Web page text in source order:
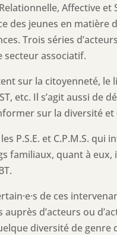
Relationnelle, Affective
des jeunes en
Trois séries
secteur associatif.
sur la citoyenneté,
etc. Il s’agit aussi
sur la diversité
P.S.E. et C.P.M.S.
familiaux, quant à
de ces
auprès d’acteurs ou
diversité de